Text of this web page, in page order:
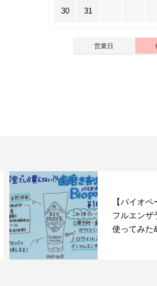
30 31
営業日
”イケ
マ”10
スト